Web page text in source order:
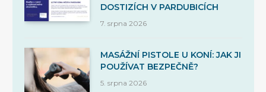
DOSTIZÍCH V PARDUBICÍCH
7. srpna 2026
MASÁŽNÍ PISTOLE U KONÍ: JAK JI
POUŽÍVAT BEZPEČNĚ?
5. srpna 2026